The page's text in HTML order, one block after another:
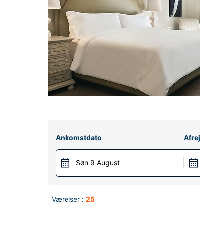
Ankomstdato
Søn 9 August
Værelser : 25